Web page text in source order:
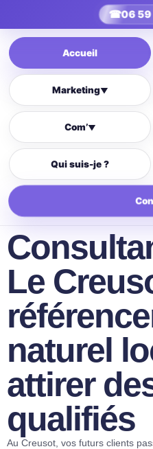
☎06 59
Accueil
Marketing▼
Com’▼
Qui suis-je ?
Le
naturel
attirer
qualifiés
Au Creusot, vos futurs clients